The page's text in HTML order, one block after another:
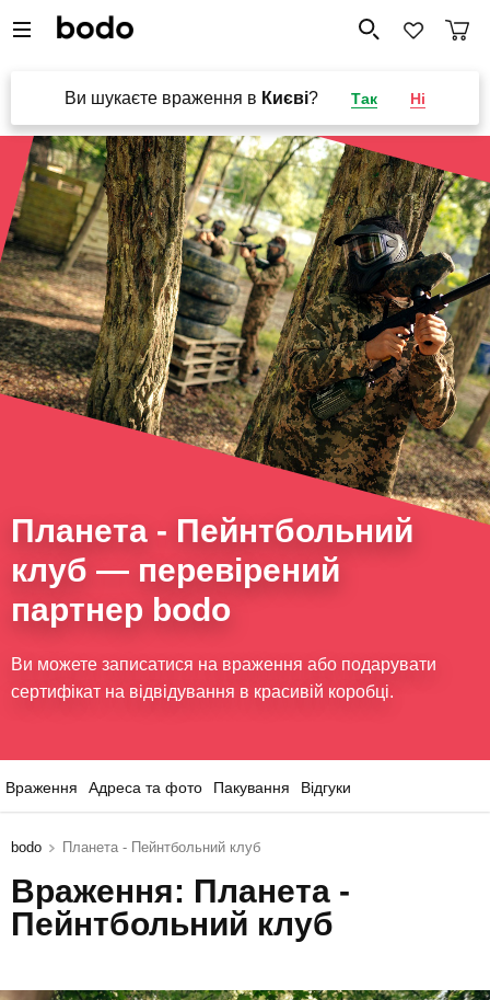
Ви шукаєте враження в Києві? Так Ні
Планета - Пейнтбольний
клуб — перевірений
партнер bodo
Ви можете записатися на враження або подарувати
сертифікат на відвідування в красивій коробці.
Враження Адреса та фото Пакування Відгуки
bodo Планета - Пейнтбольний клуб
Враження: Планета -
Пейнтбольний клуб